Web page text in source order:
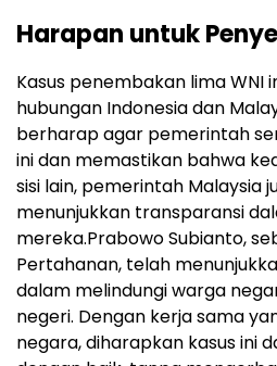
Harapan untuk
Kasus penembakan lima WNI
hubungan Indonesia dan
berharap agar pemerintah
ini dan memastikan bahwa
sisi lain, pemerintah Malaysia
menunjukkan transparansi
mereka.Prabowo Subianto,
Pertahanan, telah
dalam melindungi warga
negeri. Dengan kerja sama
negara, diharapkan kasus ini